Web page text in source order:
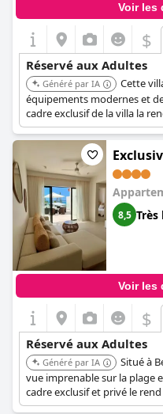
Voir les
$
Réservé aux Adultes
Généré par IA
Cette
équipements modernes et
cadre exclusif de la villa la
recherchant une évasion
8,5 Très
Voir les
$
Réservé aux Adultes
Généré par IA
Situé à
vue imprenable sur la plage
cadre exclusif et privé le
recherche d'une retraite